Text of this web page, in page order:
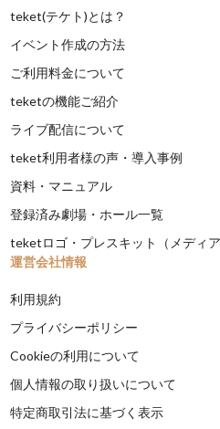
teket(テケト)とは？
イベント作成の方法
ご利用料金について
teketの機能ご紹介
ライブ配信について
teket利用者様の声・導入事例
資料・マニュアル
登録済み劇場・ホール一覧
teketロゴ・プレスキット（メディア
運営会社情報
利用規約
プライバシーポリシー
Cookieの利用について
個人情報の取り扱いについて
特定商取引法に基づく表示